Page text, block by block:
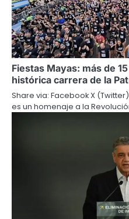
Fiestas Mayas: más de
histórica carrera de la
Share via: Facebook X
es un homenaje a la